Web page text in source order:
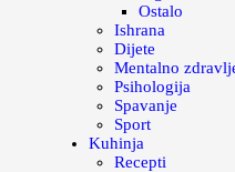
Ostalo
Ishrana
Dijete
Mentalno
Psihologija
Spavanje
Sport
Kuhinja
Recepti